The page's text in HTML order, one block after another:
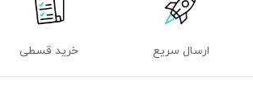
ارسال سریع خرید قسطی